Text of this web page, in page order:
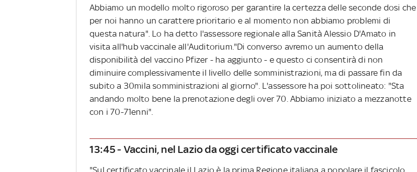
Abbiamo un modello molto rigoroso per garantire la certezza delle seconde dosi che
per noi hanno un carattere prioritario e al momento non abbiamo problemi di
questa natura". Lo ha detto l'assessore regionale alla Sanità Alessio D'Amato in
visita all'hub vaccinale all'Auditorium."Di converso avremo un aumento della
disponibilità del vaccino Pfizer - ha aggiunto - e questo ci consentirà di non
diminuire complessivamente il livello delle somministrazioni, ma di passare fin da
subito a 30mila somministrazioni al giorno". L'assessore ha poi sottolineato: "Sta
andando molto bene la prenotazione degli over 70. Abbiamo iniziato a mezzanotte
con i 70-71enni".
13:45 - Vaccini, nel Lazio da oggi certificato vaccinale
"Sul certificato vaccinale il Lazio è la prima Regione italiana a popolare il fascicolo